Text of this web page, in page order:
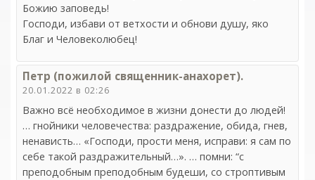
Божию заповедь!
Господи, избави от ветхости и обнови душу, яко
Благ и Человеколюбец!
Петр (пожилой священник-анахорет).
20.01.2022 в 02:26
Важно всё необходимое в жизни донести до людей!
… гнойники человечества: раздражение, обида, гнев,
ненависть… «Господи, прости меня, исправи: я сам по
себе такой раздражительный…». … помни: “с
преподобным преподобным будеши, со строптивым